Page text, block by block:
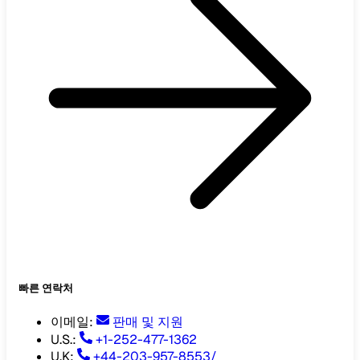
빠른 연락처
이메일:
판매 및 지원
U.S.:
+1-252-477-1362
U.K:
+44-203-957-8553/